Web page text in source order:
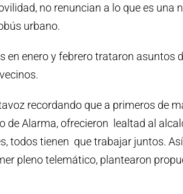
no renuncian a lo que es una
urbano.
en enero y febrero trataron asuntos
recordando que a primeros de
de Alarma, ofrecieron lealtad al
todos tienen que trabajar juntos.
pleno telemático, plantearon